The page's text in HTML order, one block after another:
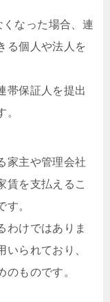
なった場合、連
る個人や法人を
帯保証人を提出
家主や管理会社
賃を支払えるこ
す。
わけではありま
られており、
ものです。